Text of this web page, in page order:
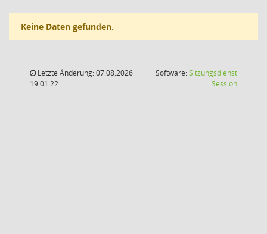
Keine Daten gefunden.
Letzte Änderung: 07.08.2026
19:01:22
Software:Sitzungsdienst
Session(Wird in